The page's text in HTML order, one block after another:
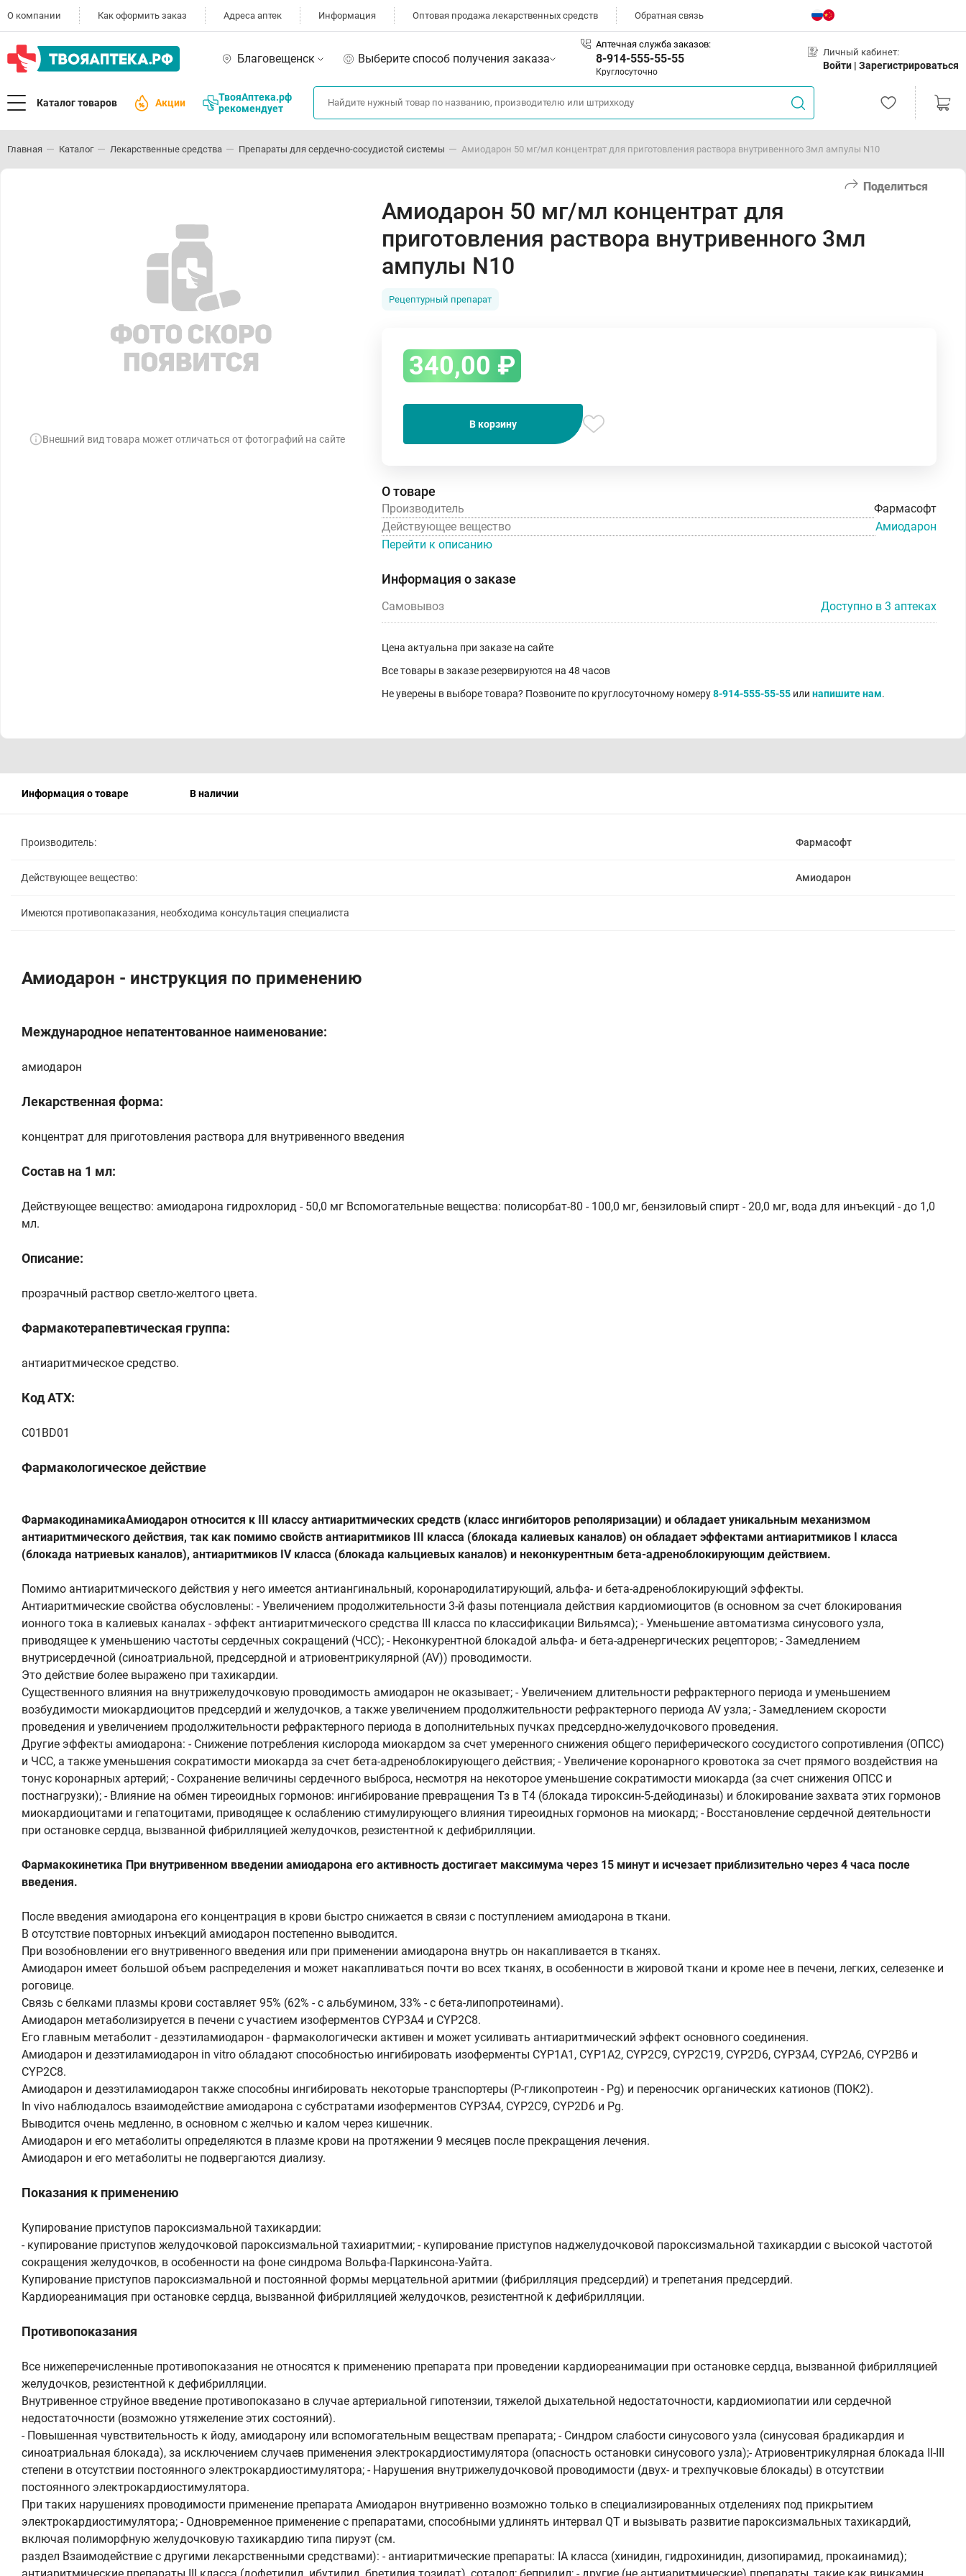
О компании Как оформить заказ Адреса аптек Информация Оптовая продажа лекарственных средств Обратная связь
Благовещенск Выберите способ получения заказа
Аптечная служба заказов:
8-914-555-55-55
Круглосуточно
Личный кабинет:
Войти | Зарегистрироваться
Каталог товаров Акции
ТвояАптека.рф
рекомендует
Главная Каталог Лекарственные средства Препараты для сердечно-сосудистой системы Амиодарон 50 мг/мл концентрат для приготовления раствора внутривенного 3мл ампулы N10
Поделиться
Внешний вид товара может отличаться от фотографий на сайте
Амиодарон 50 мг/мл концентрат для
приготовления раствора внутривенного 3мл
ампулы N10
Рецептурный препарат
340,00 ₽
В корзину
О товаре
Производитель
Фармасофт
Действующее вещество
Амиодарон
Перейти к описанию
Информация о заказе
Самовывоз Доступно в 3 аптеках
Цена актуальна при заказе на сайте
Все товары в заказе резервируются на 48 часов
Не уверены в выборе товара? Позвоните по круглосуточному номеру8-914-555-55-55 или напишите нам.
Информация о товаре В наличии
Производитель: Фармасофт
Действующее вещество: Амиодарон
Имеются противопаказания, необходима консультация специалиста
Амиодарон - инструкция по применению
Международное непатентованное наименование:
амиодарон
Лекарственная форма:
концентрат для приготовления раствора для внутривенного введения
Состав на 1 мл:
Действующее вещество: амиодарона гидрохлорид - 50,0 мг Вспомогательные вещества: полисорбат-80 - 100,0 мг, бензиловый спирт - 20,0 мг, вода для инъекций - до 1,0
мл.
Описание:
прозрачный раствор светло-желтого цвета.
Фармакотерапевтическая группа:
антиаритмическое средство.
Код ATX:
C01BD01
Фармакологическое действие
ФармакодинамикаАмиодарон относится к III классу антиаритмических средств (класс ингибиторов реполяризации) и обладает уникальным механизмом
антиаритмического действия, так как помимо свойств антиаритмиков III класса (блокада калиевых каналов) он обладает эффектами антиаритмиков I класса
(блокада натриевых каналов), антиаритмиков IV класса (блокада кальциевых каналов) и неконкурентным бета-адреноблокирующим действием.
Помимо антиаритмического действия у него имеется антиангинальный, коронародилатирующий, альфа- и бета-адреноблокирующий эффекты.
Антиаритмические свойства обусловлены: - Увеличением продолжительности 3-й фазы потенциала действия кардиомиоцитов (в основном за счет блокирования
ионного тока в калиевых каналах - эффект антиаритмического средства III класса по классификации Вильямса); - Уменьшение автоматизма синусового узла,
приводящее к уменьшению частоты сердечных сокращений (ЧСС); - Неконкурентной блокадой альфа- и бета-адренергических рецепторов; - Замедлением
внутрисердечной (синоатриальной, предсердной и атриовентрикулярной (AV)) проводимости.
Это действие более выражено при тахикардии.
Существенного влияния на внутрижелудочковую проводимость амиодарон не оказывает; - Увеличением длительности рефрактерного периода и уменьшением
возбудимости миокардиоцитов предсердий и желудочков, а также увеличением продолжительности рефрактерного периода AV узла; - Замедлением скорости
проведения и увеличением продолжительности рефрактерного периода в дополнительных пучках предсердно-желудочкового проведения.
Другие эффекты амиодарона: - Снижение потребления кислорода миокардом за счет умеренного снижения общего периферического сосудистого сопротивления (ОПСС)
и ЧСС, а также уменьшения сократимости миокарда за счет бета-адреноблокирующего действия; - Увеличение коронарного кровотока за счет прямого воздействия на
тонус коронарных артерий; - Сохранение величины сердечного выброса, несмотря на некоторое уменьшение сократимости миокарда (за счет снижения ОПСС и
постнагрузки); - Влияние на обмен тиреоидных гормонов: ингибирование превращения Тз в Т4 (блокада тироксин-5-дейодиназы) и блокирование захвата этих гормонов
миокардиоцитами и гепатоцитами, приводящее к ослаблению стимулирующего влияния тиреоидных гормонов на миокард; - Восстановление сердечной деятельности
при остановке сердца, вызванной фибрилляцией желудочков, резистентной к дефибрилляции.
Фармакокинетика При внутривенном введении амиодарона его активность достигает максимума через 15 минут и исчезает приблизительно через 4 часа после
введения.
После введения амиодарона его концентрация в крови быстро снижается в связи с поступлением амиодарона в ткани.
В отсутствие повторных инъекций амиодарон постепенно выводится.
При возобновлении его внутривенного введения или при применении амиодарона внутрь он накапливается в тканях.
Амиодарон имеет большой объем распределения и может накапливаться почти во всех тканях, в особенности в жировой ткани и кроме нее в печени, легких, селезенке и
роговице.
Связь с белками плазмы крови составляет 95% (62% - с альбумином, 33% - с бета-липопротеинами).
Амиодарон метаболизируется в печени с участием изоферментов CYP3A4 и CYP2C8.
Его главным метаболит - дезэтиламиодарон - фармакологически активен и может усиливать антиаритмический эффект основного соединения.
Амиодарон и дезэтиламиодарон in vitro обладают способностью ингибировать изоферменты CYP1A1, CYP1A2, CYP2C9, CYP2C19, CYP2D6, CYP3A4, CYP2A6, CYP2B6 и
CYP2C8.
Амиодарон и дезэтиламиодарон также способны ингибировать некоторые транспортеры (Р-гликопротеин - Pg) и переносчик органических катионов (ПОК2).
In vivo наблюдалось взаимодействие амиодарона с субстратами изоферментов CYP3A4, CYP2C9, CYP2D6 и Pg.
Выводится очень медленно, в основном с желчью и калом через кишечник.
Амиодарон и его метаболиты определяются в плазме крови на протяжении 9 месяцев после прекращения лечения.
Амиодарон и его метаболиты не подвергаются диализу.
Показания к применению
Купирование приступов пароксизмальной тахикардии:
- купирование приступов желудочковой пароксизмальной тахиаритмии; - купирование приступов наджелудочковой пароксизмальной тахикардии с высокой частотой
сокращения желудочков, в особенности на фоне синдрома Вольфа-Паркинсона-Уайта.
Купирование приступов пароксизмальной и постоянной формы мерцательной аритмии (фибрилляция предсердий) и трепетания предсердий.
Кардиореанимация при остановке сердца, вызванной фибрилляцией желудочков, резистентной к дефибрилляции.
Противопоказания
Все нижеперечисленные противопоказания не относятся к применению препарата при проведении кардиореанимации при остановке сердца, вызванной фибрилляцией
желудочков, резистентной к дефибрилляции.
Внутривенное струйное введение противопоказано в случае артериальной гипотензии, тяжелой дыхательной недостаточности, кардиомиопатии или сердечной
недостаточности (возможно утяжеление этих состояний).
- Повышенная чувствительность к йоду, амиодарону или вспомогательным веществам препарата; - Синдром слабости синусового узла (синусовая брадикардия и
синоатриальная блокада), за исключением случаев применения электрокардиостимулятора (опасность остановки синусового узла);- Атриовентрикулярная блокада II-III
степени в отсутствии постоянного электрокардиостимулятора; - Нарушения внутрижелудочковой проводимости (двух- и трехпучковые блокады) в отсутствии
постоянного электрокардиостимулятора.
При таких нарушениях проводимости применение препарата Амиодарон внутривенно возможно только в специализированных отделениях под прикрытием
электрокардиостимулятора; - Одновременное применение с препаратами, способными удлинять интервал QT и вызывать развитие пароксизмальных тахикардий,
включая полиморфную желудочковую тахикардию типа пируэт (см.
раздел Взаимодействие с другими лекарственными средствами): - антиаритмические препараты: IA класса (хинидин, гидрохинидин, дизопирамид, прокаинамид);
антиаритмические препараты III класса (дофетилид, ибутилид, бретилия тозилат), соталол; бепридил; - другие (не антиаритмические) препараты, такие как винкамин,